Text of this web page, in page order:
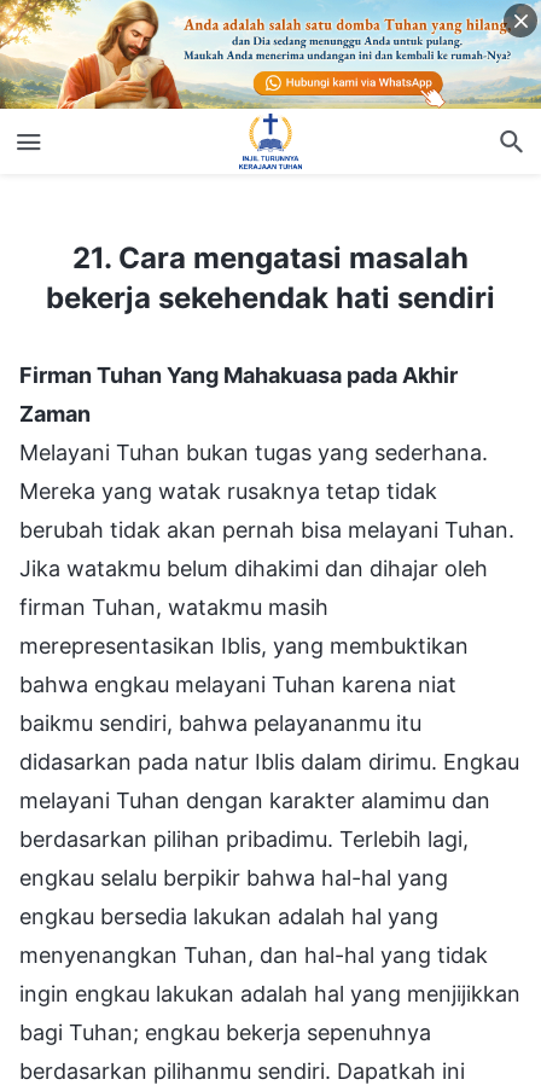
21. Cara mengatasi masalah
bekerja sekehendak hati sendiri
Firman Tuhan Yang Mahakuasa pada Akhir
Zaman
Melayani Tuhan bukan tugas yang sederhana.
Mereka yang watak rusaknya tetap tidak
berubah tidak akan pernah bisa melayani Tuhan.
Jika watakmu belum dihakimi dan dihajar oleh
firman Tuhan, watakmu masih
merepresentasikan Iblis, yang membuktikan
bahwa engkau melayani Tuhan karena niat
baikmu sendiri, bahwa pelayananmu itu
didasarkan pada natur Iblis dalam dirimu. Engkau
melayani Tuhan dengan karakter alamimu dan
berdasarkan pilihan pribadimu. Terlebih lagi,
engkau selalu berpikir bahwa hal-hal yang
engkau bersedia lakukan adalah hal yang
menyenangkan Tuhan, dan hal-hal yang tidak
ingin engkau lakukan adalah hal yang menjijikkan
bagi Tuhan; engkau bekerja sepenuhnya
berdasarkan pilihanmu sendiri. Dapatkah ini